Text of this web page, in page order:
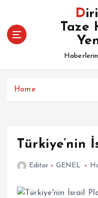
Dirilme.com
Taze
Home
Türkiye’nin
Editor GENEL